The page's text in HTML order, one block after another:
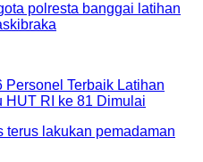
Personel Terbaik Latihan
HUT RI ke 81 Dimulai